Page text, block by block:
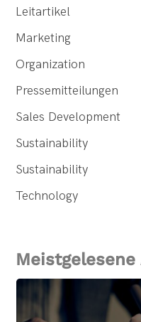
Leitartikel
Marketing
Organization
Pressemitteilungen
Sales Development
Sustainability
Sustainability
Technology